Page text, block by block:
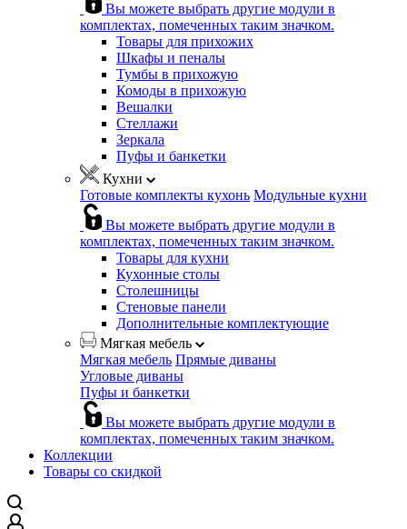
Вы можете выбрать другие модули в
комплектах, помеченных таким значком.
Товары для прихожих
Шкафы и пеналы
Тумбы в прихожую
Комоды в прихожую
Вешалки
Стеллажи
Зеркала
Пуфы и банкетки
Кухни
Готовые комплекты кухонь Модульные кухни
Вы можете выбрать другие модули в
комплектах, помеченных таким значком.
Товары для кухни
Кухонные столы
Столешницы
Стеновые панели
Дополнительные комплектующие
Мягкая мебель
Мягкая мебель Прямые диваны
Угловые диваны
Пуфы и банкетки
Вы можете выбрать другие модули в
комплектах, помеченных таким значком.
Коллекции
Товары со скидкой